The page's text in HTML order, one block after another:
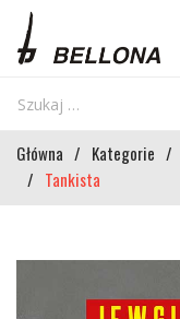
Główna / Kategorie /
/ Tankista